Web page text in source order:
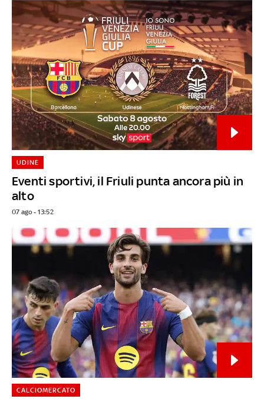
Eventi sportivi, il Friuli punta ancora più in
alto
UDINE
07 ago - 13:52
CALCIOMERCATO